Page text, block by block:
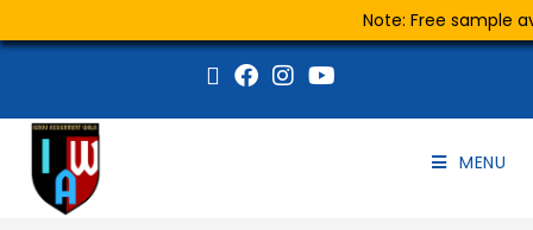
Note: Free sample
MENU